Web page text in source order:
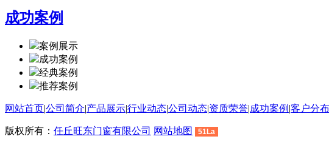
成功案例
案例展示
成功案例
经典案例
推荐案例
网站首页|公司简介|产品展示|行业动态|公司动态|资质荣誉|成功案例 |客户分布
版权所有： 任丘旺东门窗有限公司 网站地图 51La